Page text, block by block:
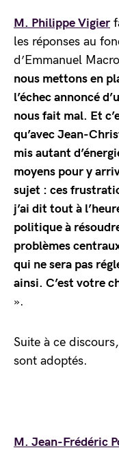
M. Philippe Vigier
les réponses au
d’Emmanuel
nous mettons en
l’échec annoncé
nous fait mal. Et
qu’avec Jean-
mis autant
moyens pour y
sujet : ces
j’ai dit tout à
politique à
problèmes
qui ne sera pas
ainsi. C’est votre
».
Suite à ce
sont adoptés.
M. Jean-Frédéric